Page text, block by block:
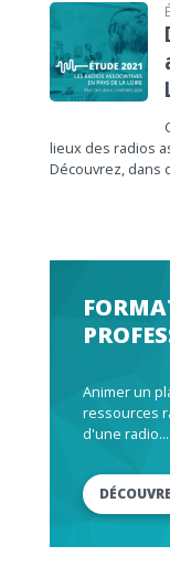
lieux des radios
Découvrez, dans
Animer un
ressources
d'une radio...